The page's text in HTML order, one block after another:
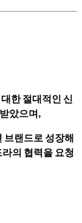
한 절대적인 신
았으며,
브랜드로 성장해
의 협력을 요청